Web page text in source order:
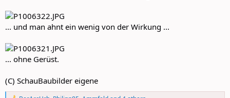
... und man ahnt ein wenig von der Wirkung ...
... ohne Gerüst.
(C) SchauBaubilder eigene